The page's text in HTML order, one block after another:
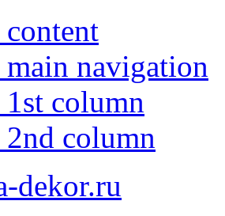
navigation
column
column
dekor.ru